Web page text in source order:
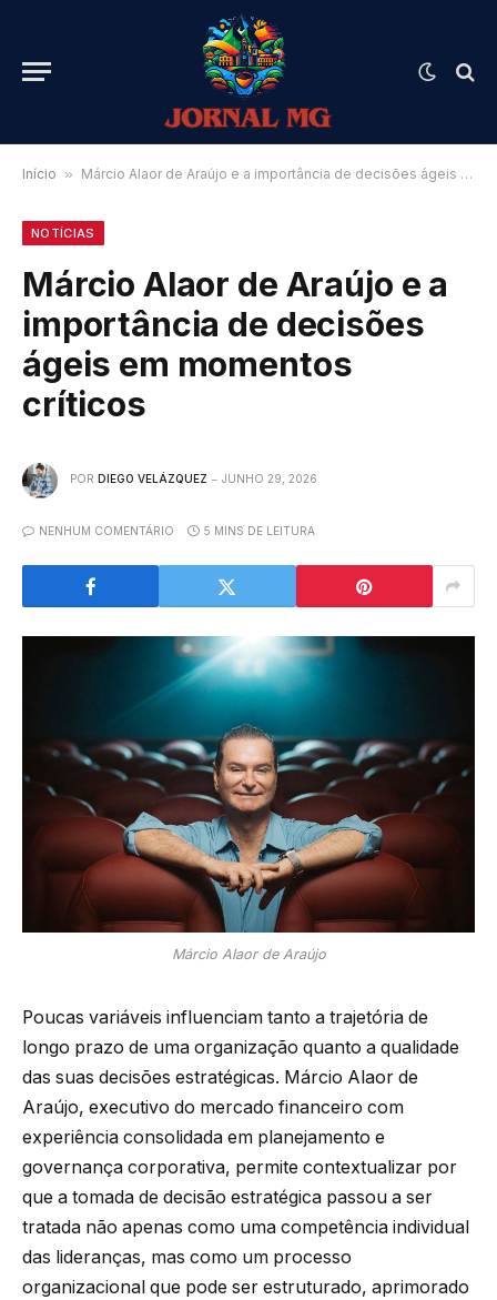
Início » Márcio Alaor de Araújo e a importância de decisões ágeis em momentos críticos
NOTÍCIAS
Márcio Alaor de Araújo e a
importância de decisões
ágeis em momentos
críticos
POR DIEGO VELÁZQUEZ JUNHO 29, 2026
NENHUM COMENTÁRIO 5 MINS DE LEITURA
Márcio Alaor de Araújo
Poucas variáveis influenciam tanto a trajetória de
longo prazo de uma organização quanto a qualidade
das suas decisões estratégicas. Márcio Alaor de
Araújo, executivo do mercado financeiro com
experiência consolidada em planejamento e
governança corporativa, permite contextualizar por
que a tomada de decisão estratégica passou a ser
tratada não apenas como uma competência individual
das lideranças, mas como um processo
organizacional que pode ser estruturado, aprimorado